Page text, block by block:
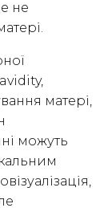
не
матері,
можуть